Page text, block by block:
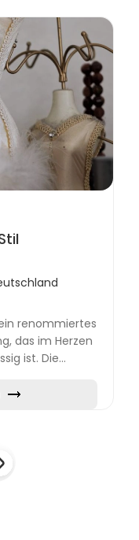
renommiertes
das im Herzen
ist. Die